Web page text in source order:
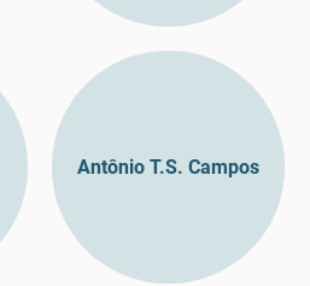
Antônio T.S. Campos